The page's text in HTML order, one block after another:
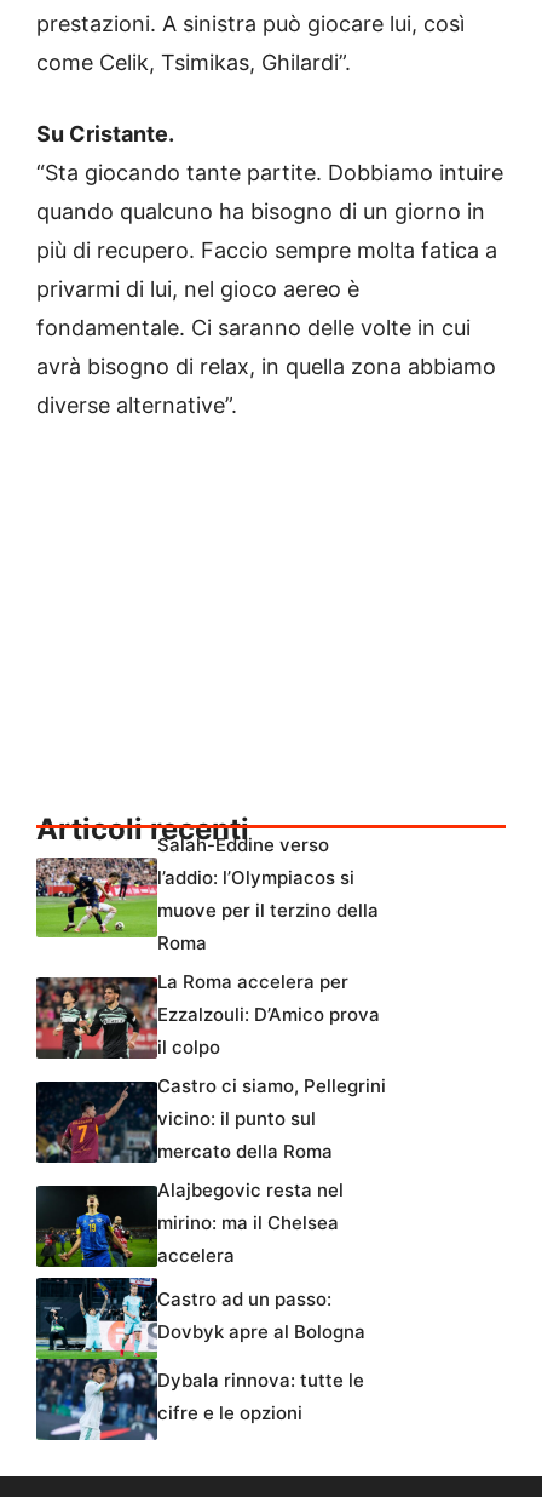
prestazioni. A sinistra può giocare lui, così
come Celik, Tsimikas, Ghilardi”.
Su Cristante.
“Sta giocando tante partite. Dobbiamo intuire
quando qualcuno ha bisogno di un giorno in
più di recupero. Faccio sempre molta fatica a
privarmi di lui, nel gioco aereo è
fondamentale. Ci saranno delle volte in cui
avrà bisogno di relax, in quella zona abbiamo
diverse alternative”.
Articoli recenti
Salah-Eddine verso
l’addio: l’Olympiacos si
muove per il terzino della
Roma
La Roma accelera per
Ezzalzouli: D’Amico prova
il colpo
Castro ci siamo, Pellegrini
vicino: il punto sul
mercato della Roma
Alajbegovic resta nel
mirino: ma il Chelsea
accelera
Castro ad un passo:
Dovbyk apre al Bologna
Dybala rinnova: tutte le
cifre e le opzioni